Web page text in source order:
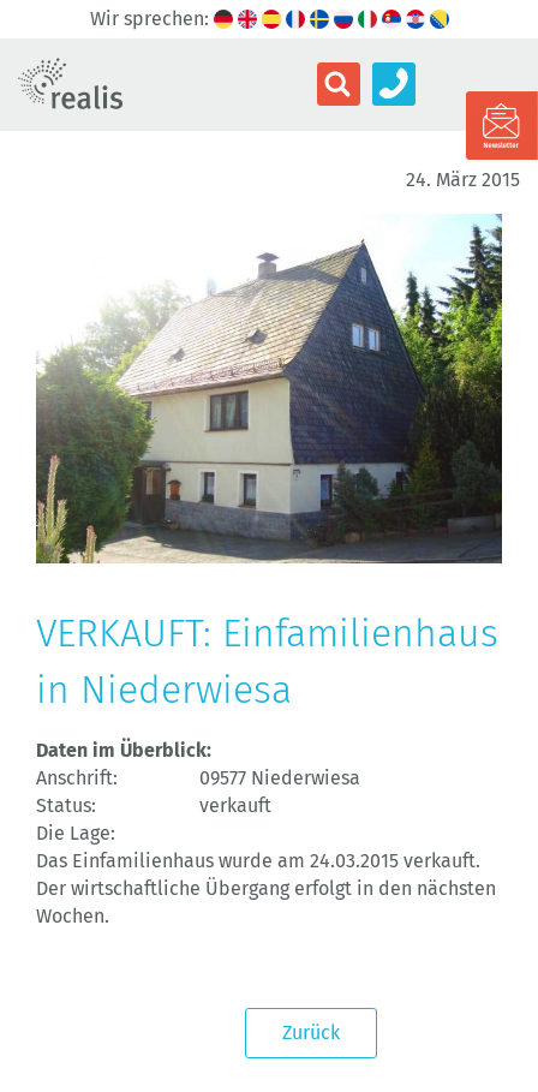
Wir sprechen:
24. März 2015
VERKAUFT: Einfamilienhaus
in Niederwiesa
Daten im Überblick:
Anschrift:
09577 Niederwiesa
Status:
verkauft
Die Lage:
Das Einfamilienhaus wurde am 24.03.2015 verkauft.
Der wirtschaftliche Übergang erfolgt in den nächsten
Wochen.
Zurück